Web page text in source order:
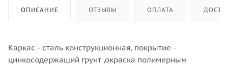
ОПИСАНИЕ ОТЗЫВЫ ОПЛАТА
Каркас - сталь конструкционная, покрытие -
цинкосодержащий грунт ,окраска полимерным